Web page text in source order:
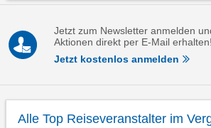
Jetzt zum Newsletter anmelden
Aktionen direkt per E-Mail erhalten!
Jetzt kostenlos anmelden
Alle Top Reiseveranstalter im